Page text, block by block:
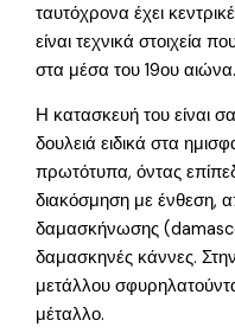
ταυτόχρονα έχει
είναι τεχνικά στοιχεία
στα μέσα του 19ου αιώνα.
Η κατασκευή του είναι
δουλειά ειδικά στα
πρωτότυπα, όντας
διακόσμηση με ένθεση,
δαμασκήνωσης
δαμασκηνές κάννες.
μετάλλου
μέταλλο.